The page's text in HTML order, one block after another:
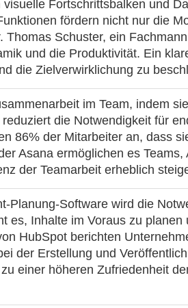
Fortschrittsbalken und
fördern nicht nur die
Schuster, ein
und die Produktivität. Ein
die Zielverwirklichung zu
im Team, indem
die Notwendigkeit für
86% der Mitarbeiter an, dass
Asana ermöglichen es
der Teamarbeit erheblich
Planung-Software wird die
es, Inhalte im Voraus zu
HubSpot berichten
der Erstellung und
einer höheren Zufriedenheit